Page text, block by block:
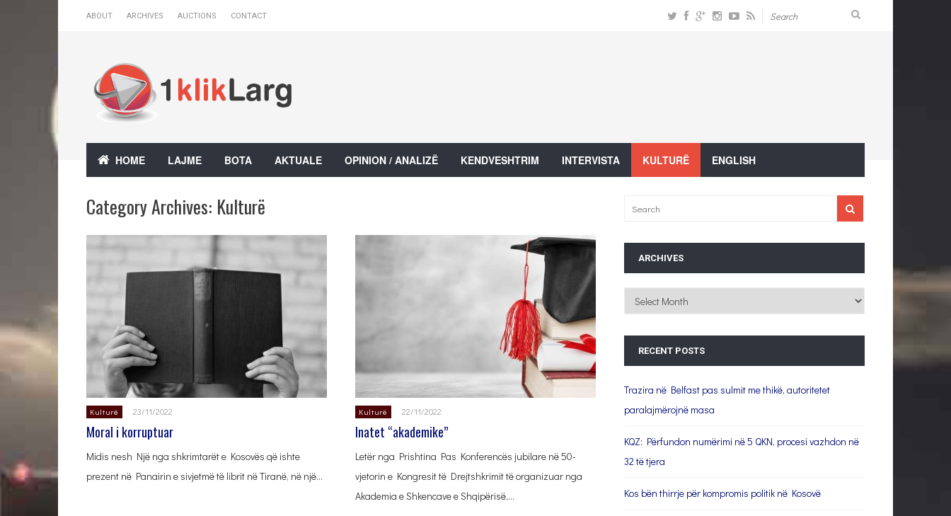
ABOUT ARCHIVES AUCTIONS CONTACT
HOME LAJME BOTA AKTUALE OPINION / ANALIZË KENDVESHTRIM INTERVISTA KULTURË ENGLISH
Category Archives: Kulturë
Kulturë 23/11/2022
Moral i korruptuar
Midis nesh Një nga shkrimtarët e Kosovës që ishte
prezent në Panairin e sivjetmë të librit në Tiranë, në një…
Kulturë 22/11/2022
Inatet “akademike”
Letër nga Prishtina Pas Konferencës jubilare në 50-
vjetorin e Kongresit të Drejtshkrimit të organizuar nga
Akademia e Shkencave e Shqipërisë,…
ARCHIVES
Archives
RECENT POSTS
Trazira në Belfast pas sulmit me thikë, autoritetet
paralajmërojnë masa
KQZ: Përfundon numërimi në 5 QKN, procesi vazhdon në
32 të tjera
Kos bën thirrje për kompromis politik në Kosovë